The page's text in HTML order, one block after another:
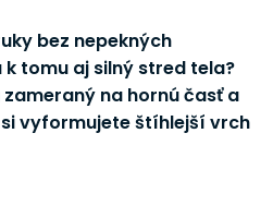
bez nepekných
tomu aj silný stred tela?
na hornú časť a
vyformujete štíhlejší vrch